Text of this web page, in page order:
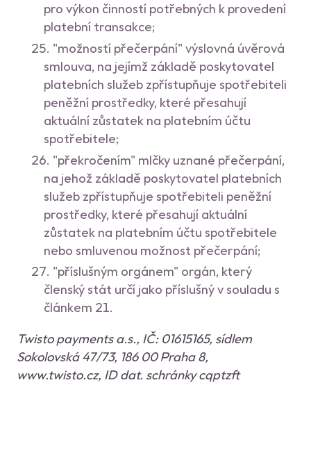
pro výkon činností potřebných k provedení
platební transakce;
"možností přečerpání" výslovná úvěrová
smlouva, na jejímž základě poskytovatel
platebních služeb zpřístupňuje spotřebiteli
peněžní prostředky, které přesahují
aktuální zůstatek na platebním účtu
spotřebitele;
"překročením" mlčky uznané přečerpání,
na jehož základě poskytovatel platebních
služeb zpřístupňuje spotřebiteli peněžní
prostředky, které přesahují aktuální
zůstatek na platebním účtu spotřebitele
nebo smluvenou možnost přečerpání;
"příslušným orgánem" orgán, který
členský stát určí jako příslušný v souladu s
článkem 21.
Twisto payments a.s., IČ: 01615165, sídlem
Sokolovská 47/73, 186 00 Praha 8,
www.twisto.cz, ID dat. schránky cqptzft